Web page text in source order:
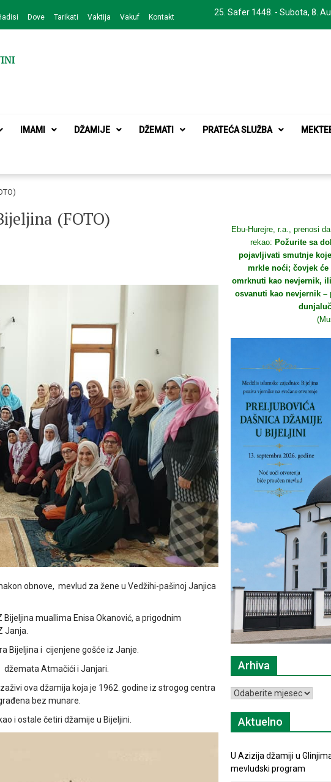
25. Safer 1448. - Subota, 8.
Dove Tarikati Vaktija Vakuf Kontakt
Bijeljina
IMAMI DŽAMIJE DŽEMATI PRATEĆA SLUŽBA
(FOTO)
obnove, mevlud za žene u Vedžihi-pašinoj Janjica
muallima Enisa Okanović, a prigodnim
Janja.
Bijeljina i cijenjene gošće iz Janje.
džemata Atmačići i Janjari.
ova džamija koja je 1962. godine iz strogog centra
bez munare.
i ostale četiri džamije u Bijeljini.
Ebu-Hurejre, r.a., prenosi
rekao: Požurite sa
pojavljivati smutnje
mrkle noći; čovjek
omrknuti kao nevjernik,
osvanuti kao nevjernik –
Arhiva
Arhiva
Aktuelno
U Azizija džamiji u
mevludski program